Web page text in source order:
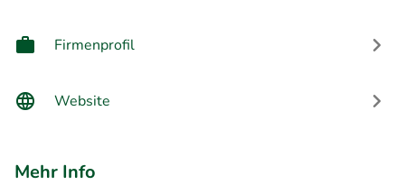
Firmenprofil
Website
Mehr Info